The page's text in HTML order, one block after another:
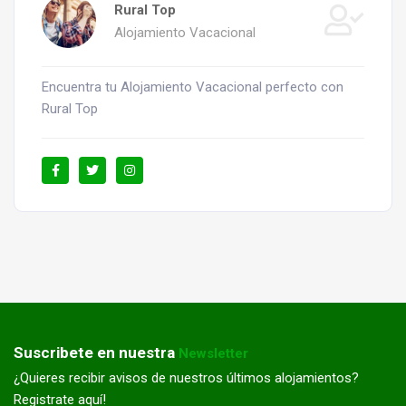
Rural Top
Alojamiento Vacacional
Encuentra tu Alojamiento Vacacional perfecto con
Rural Top
Suscribete en nuestra Newsletter
¿Quieres recibir avisos de nuestros últimos alojamientos?
Registrate aquí!